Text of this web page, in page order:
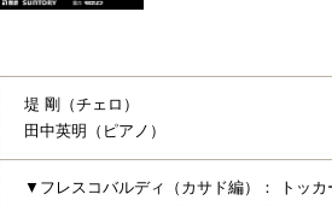
堤 剛（チェロ）
田中英明（ピアノ）
▼フレスコバルディ（カサド編）： トッカ